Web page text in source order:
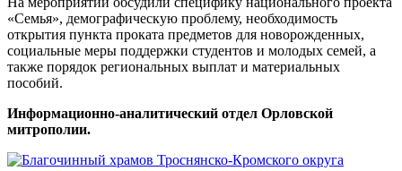
«Семья», демографическую проблему, необходимость
открытия пункта проката предметов для новорожденных,
социальные меры поддержки студентов и молодых семей, а
также порядок региональных выплат и материальных
пособий.
Информационно-аналитический отдел Орловской
митрополии.